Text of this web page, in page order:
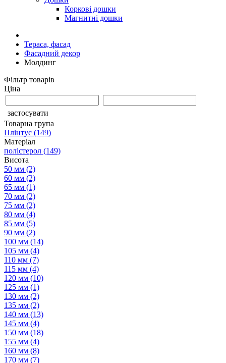
Коркові дошки
Магнитні дошки
Тераса, фасад
Фасадний декор
Молдинг
Фільтр товарів
Ціна
застосувати
Товарна група
Плінтус (149)
Матеріал
полістерол (149)
Висота
50 мм (2)
60 мм (2)
65 мм (1)
70 мм (2)
75 мм (2)
80 мм (4)
85 мм (5)
90 мм (2)
100 мм (14)
105 мм (4)
110 мм (7)
115 мм (4)
120 мм (10)
125 мм (1)
130 мм (2)
135 мм (2)
140 мм (13)
145 мм (4)
150 мм (18)
155 мм (4)
160 мм (8)
170 мм (7)